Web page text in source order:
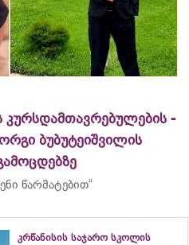
კურსდამთავრებულების -
ბუბუტეიშვილის
წარმატებით“
კრწანისის საჯარო სკოლის